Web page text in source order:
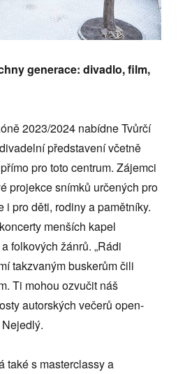
generace: divadlo, film,
2023/2024 nabídne Tvůrčí
představení včetně
pro toto centrum. Zájemci
projekce snímků určených pro
i pro děti, rodiny a pamětníky.
menších kapel
folkových žánrů. „Rádi
takzvaným buskerům čili
Ti mohou ozvučit náš
autorských večerů open-
také s masterclassy a